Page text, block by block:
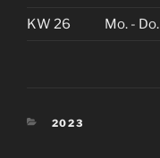
KW 26 Mo. - Do.
KATEGORIEN
2023